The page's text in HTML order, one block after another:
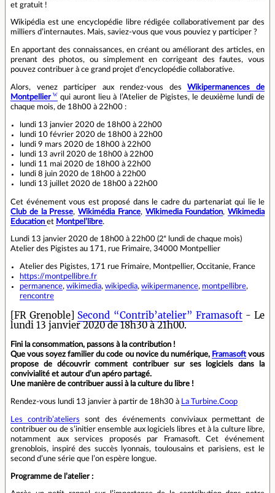
et gratuit !
Wikipédia est une encyclopédie libre rédigée collaborativement par des
milliers d’internautes. Mais, saviez-vous que vous pouviez y participer ?
En apportant des connaissances, en créant ou améliorant des articles, en
prenant des photos, ou simplement en corrigeant des fautes, vous
pouvez contribuer à ce grand projet d’encyclopédie collaborative.
Alors, venez participer aux rendez-vous desWikipermanences de
Montpellier
qui auront lieu à l’Atelier de Pigistes, le deuxième lundi de
chaque mois, de 18h00 à 22h00 :
lundi 13 janvier 2020 de 18h00 à 22h00
lundi 10 février 2020 de 18h00 à 22h00
lundi 9 mars 2020 de 18h00 à 22h00
lundi 13 avril 2020 de 18h00 à 22h00
lundi 11 mai 2020 de 18h00 à 22h00
lundi 8 juin 2020 de 18h00 à 22h00
lundi 13 juillet 2020 de 18h00 à 22h00
Cet événement vous est proposé dans le cadre du partenariat qui lie le
Club de la Presse, Wikimédia France, Wikimedia Foundation, Wikimedia
Education et Montpel’libre.
Lundi 13 janvier 2020 de 18h00 à 22h00 (2ᵉ lundi de chaque mois)
Atelier des Pigistes au 171, rue Frimaire, 34000 Montpellier
Atelier des Pigistes, 171 rue Frimaire, Montpellier, Occitanie, France
https://montpellibre.fr
permanence, wikimedia, wikipedia, wikipermanence, montpellibre,
rencontre
[FR Grenoble] Second “Contrib’atelier” Framasoft- Le
lundi 13 janvier 2020 de 18h30 à 21h00.
Fini la consommation, passons à la contribution !
Que vous soyez familier du code ou novice du numérique, Framasoftvous
propose de découvrir comment contribuer sur ses logiciels dans la
convivialité et autour d’un apéro partagé.
Une manière de contribuer aussi à la culture du libre !
Rendez-vous lundi 13 janvier à partir de 18h30 à La Turbine.Coop
Les contrib’ateliers sont des événements conviviaux permettant de
contribuer ou de s’initier ensemble aux logiciels libres et à la culture libre,
notamment aux services proposés par Framasoft. Cet événement
grenoblois, inspiré des succès lyonnais, toulousains et parisiens, est le
second d’une série que l’on espère longue.
Programme de l’atelier :